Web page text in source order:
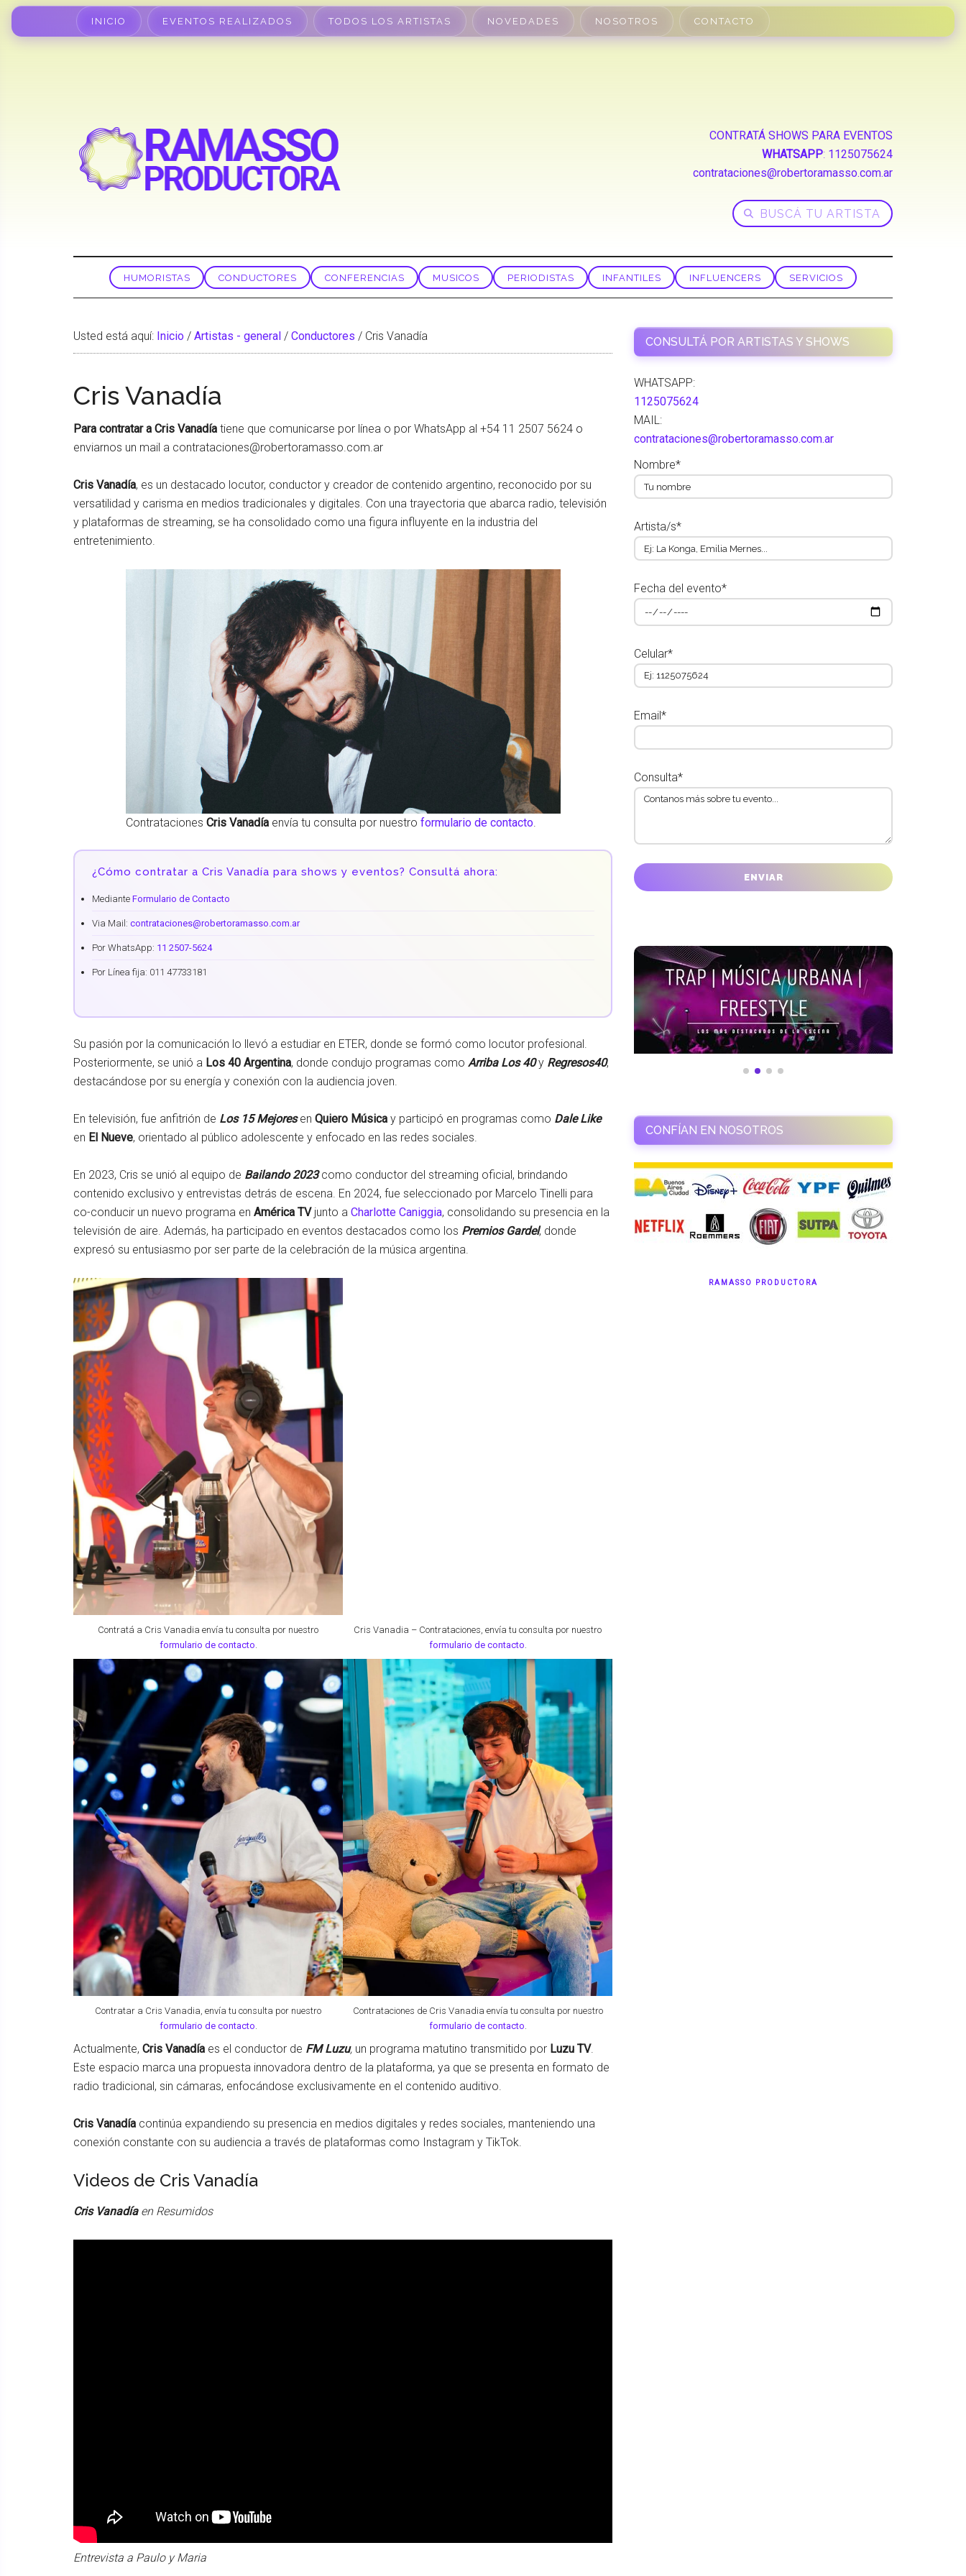
INICIO EVENTOS REALIZADOS TODOS LOS ARTISTAS NOVEDADES NOSOTROS CONTACTO
CONTRATÁ SHOWS PARA EVENTOS
WHATSAPP: 1125075624
contrataciones@robertoramasso.com.ar
HUMORISTAS CONDUCTORES CONFERENCIAS MUSICOS PERIODISTAS INFANTILES INFLUENCERS SERVICIOS
Usted está aquí: Inicio / Artistas - general / Conductores / Cris Vanadía
Cris Vanadía
Para contratar a Cris Vanadía tiene que comunicarse por línea o por WhatsApp al +54 11 2507 5624 o
enviarnos un mail a contrataciones@robertoramasso.com.ar
Cris Vanadía, es un destacado locutor, conductor y creador de contenido argentino, reconocido por su
versatilidad y carisma en medios tradicionales y digitales. Con una trayectoria que abarca radio, televisión
y plataformas de streaming, se ha consolidado como una figura influyente en la industria del
entretenimiento.
Contrataciones Cris Vanadíaenvía tu consulta por nuestro formulario de contacto.
¿Cómo contratar a Cris Vanadía para shows y eventos? Consultá ahora:
Mediante Formulario de Contacto
Via Mail: contrataciones@robertoramasso.com.ar
Por WhatsApp: 11 2507-5624
Por Línea fija: 011 47733181
Su pasión por la comunicación lo llevó a estudiar en ETER, donde se formó como locutor profesional.
Posteriormente, se unió a Los 40 Argentina, donde condujo programas como Arriba Los 40 y Regresos40,
destacándose por su energía y conexión con la audiencia joven.
En televisión, fue anfitrión de Los 15 Mejoresen Quiero Música y participó en programas como Dale Like
en El Nueve, orientado al público adolescente y enfocado en las redes sociales.
En 2023, Cris se unió al equipo de Bailando 2023como conductor del streaming oficial, brindando
contenido exclusivo y entrevistas detrás de escena. En 2024, fue seleccionado por Marcelo Tinelli para
co-conducir un nuevo programa en América TV junto a Charlotte Caniggia, consolidando su presencia en la
televisión de aire. Además, ha participado en eventos destacados como los Premios Gardel, donde
expresó su entusiasmo por ser parte de la celebración de la música argentina.
Contratá a Cris Vanadia envía tu consulta por nuestro
formulario de contacto
Cris Vanadia – Contrataciones, envía tu consulta por nuestro
formulario de contacto
Contratar a Cris Vanadia, envía tu consulta por nuestro
formulario de contacto
Contrataciones de Cris Vanadia envía tu consulta por nuestro
formulario de contacto
Actualmente, Cris Vanadía es el conductor de FM Luzu, un programa matutino transmitido por Luzu TV.
Este espacio marca una propuesta innovadora dentro de la plataforma, ya que se presenta en formato de
radio tradicional, sin cámaras, enfocándose exclusivamente en el contenido auditivo.
Cris Vanadía continúa expandiendo su presencia en medios digitales y redes sociales, manteniendo una
conexión constante con su audiencia a través de plataformas como Instagram y TikTok.
Videos de Cris Vanadía
Cris Vanadíaen Resumidos
Entrevista a Paulo y Maria
CONSULTÁ POR ARTISTAS Y SHOWS
WHATSAPP:
1125075624
MAIL:
contrataciones@robertoramasso.com.ar
Nombre*
Artista/s*
Fecha del evento*
Celular*
Email*
Consulta*
CONFÍAN EN NOSOTROS
RAMASSO PRODUCTORA